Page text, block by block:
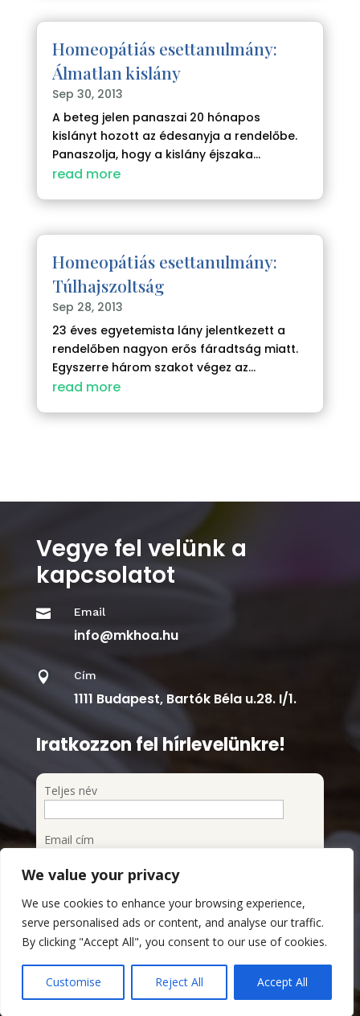
We value your privacy
We use cookies to enhance your browsing experience,
serve personalised ads or content, and analyse our traffic.
By clicking "Accept All", you consent to our use of cookies.
Customise Reject All Accept All
Homeopátiás esettanulmány:
Álmatlan kislány
Sep 30, 2013
A beteg jelen panaszai 20 hónapos
kislányt hozott az édesanyja a rendelőbe.
Panaszolja, hogy a kislány éjszaka...
read more
Homeopátiás esettanulmány:
Túlhajszoltság
Sep 28, 2013
23 éves egyetemista lány jelentkezett a
rendelőben nagyon erős fáradtság miatt.
Egyszerre három szakot végez az...
read more
Vegye fel velünk a
kapcsolatot
 Email
info@mkhoa.hu
 Cím
1111 Budapest, Bartók Béla u.28. I/1.
Iratkozzon fel hírlevelünkre!
Teljes név
Email cím
Feliratkozom a hírlevélre
Megismertem és elfogadom az Adatvédelmi
szabályzatot
Adatvédelmi Szabályzat